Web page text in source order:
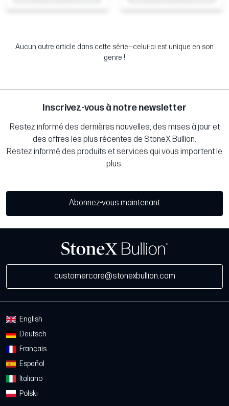
Aucun autre article dans cette série—celui-ci est unique en son
genre !
Inscrivez-vous à notre newsletter
Restez informé des dernières nouvelles, des mises à jour et
des offres les plus récentes de StoneX Bullion.
Restez informé des produits et services qui vous importent le
plus.
Abonnez-vous maintenant
customercare@stonexbullion.com
English
Deutsch
Français
Español
Italiano
Polski